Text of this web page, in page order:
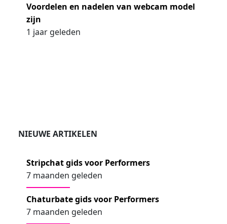
Voordelen en nadelen van webcam model
zijn
1 jaar geleden
NIEUWE ARTIKELEN
Stripchat gids voor Performers
7 maanden geleden
Chaturbate gids voor Performers
7 maanden geleden